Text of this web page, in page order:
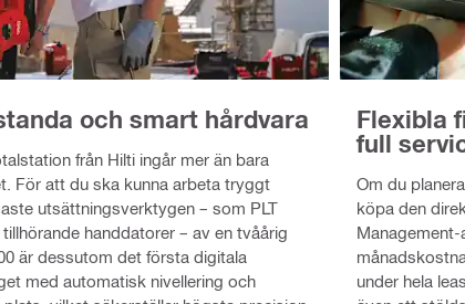
och smart hårdvara
från Hilti ingår mer än bara
För att du ska kunna arbeta tryggt
utsättningsverktygen – som PLT
tillhörande handdatorer – av en tvåårig
är dessutom det första digitala
med automatisk nivellering och
Flexibla
full
Om du
köpa den
under hela